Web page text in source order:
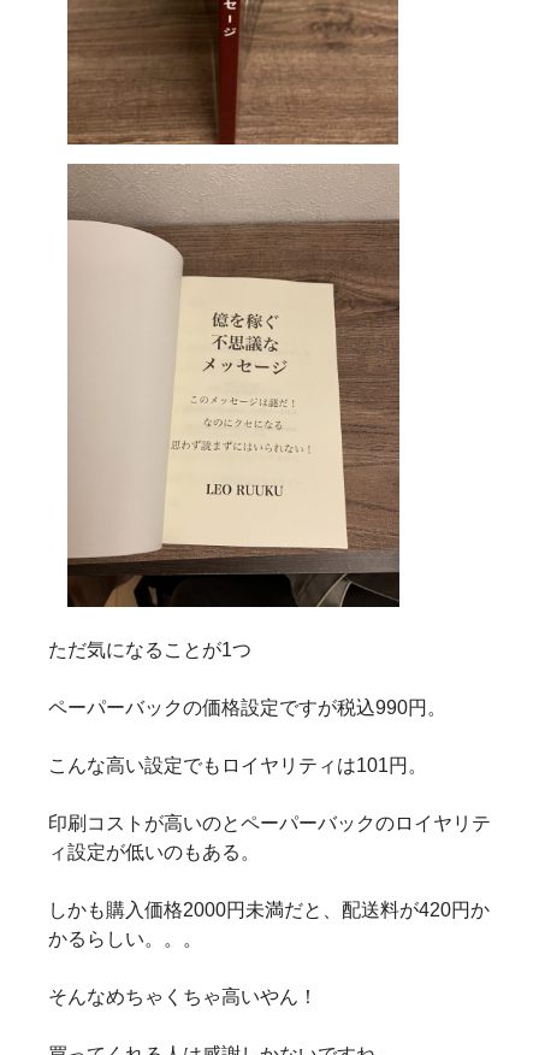
ただ気になることが1つ
ペーパーバックの価格設定ですが税込990円。
こんな高い設定でもロイヤリティは101円。
印刷コストが高いのとペーパーバックのロイヤリテ
ィ設定が低いのもある。
しかも購入価格2000円未満だと、配送料が420円か
かるらしい。。。
そんなめちゃくちゃ高いやん！